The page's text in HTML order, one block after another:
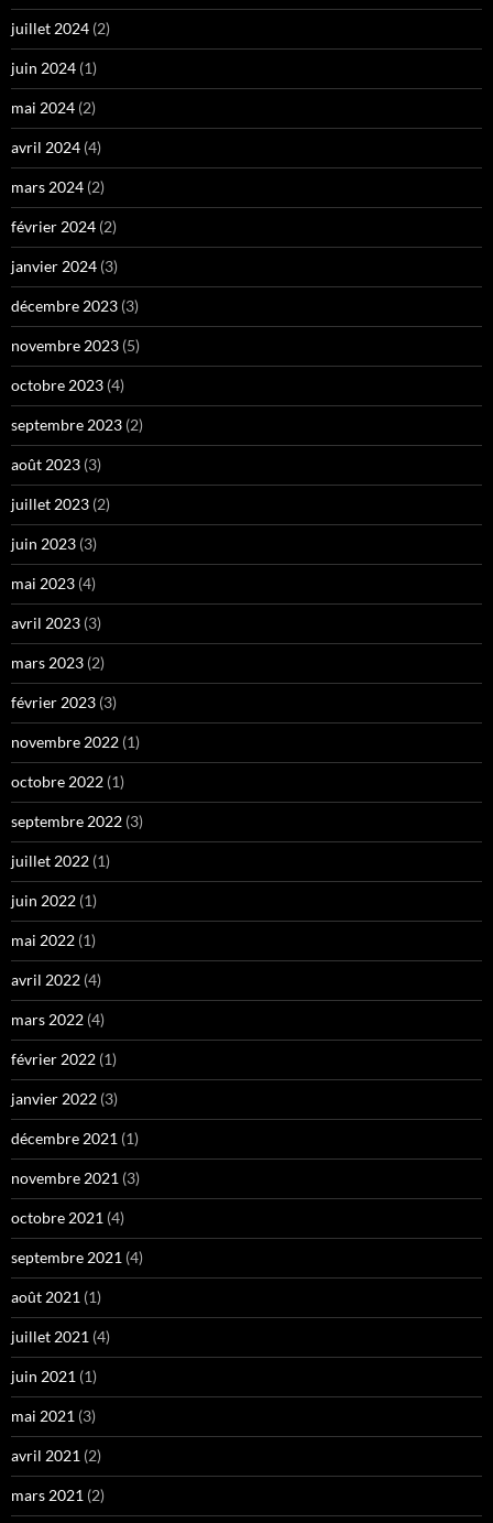
juillet 2024 (2)
juin 2024 (1)
mai 2024 (2)
avril 2024 (4)
mars 2024 (2)
février 2024 (2)
janvier 2024 (3)
décembre 2023 (3)
novembre 2023 (5)
octobre 2023 (4)
septembre 2023 (2)
août 2023 (3)
juillet 2023 (2)
juin 2023 (3)
mai 2023 (4)
avril 2023 (3)
mars 2023 (2)
février 2023 (3)
novembre 2022 (1)
octobre 2022 (1)
septembre 2022 (3)
juillet 2022 (1)
juin 2022 (1)
mai 2022 (1)
avril 2022 (4)
mars 2022 (4)
février 2022 (1)
janvier 2022 (3)
décembre 2021 (1)
novembre 2021 (3)
octobre 2021 (4)
septembre 2021 (4)
août 2021 (1)
juillet 2021 (4)
juin 2021 (1)
mai 2021 (3)
avril 2021 (2)
mars 2021 (2)